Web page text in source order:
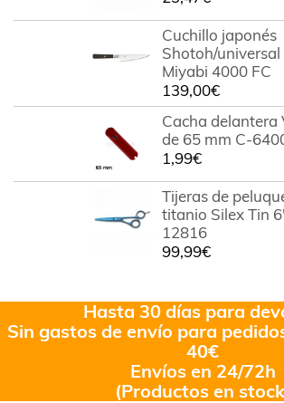
Cuchillo japonés
Shotoh/universal
Miyabi 4000 FC
139,00€
Cacha delantera
de 65 mm C-
1,99€
Tijeras de
titanio Silex Tin
12816
99,99€
Hasta 30 días para
Sin gastos de envío para
40€
Envíos en 24/72h
(Productos en